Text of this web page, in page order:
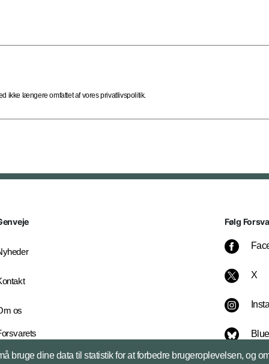
ikke længere omfattet af vores privatlivspolitik.
os
Følg
X
bruge dine data til statistik for at forbedre brugeroplevelsen, og